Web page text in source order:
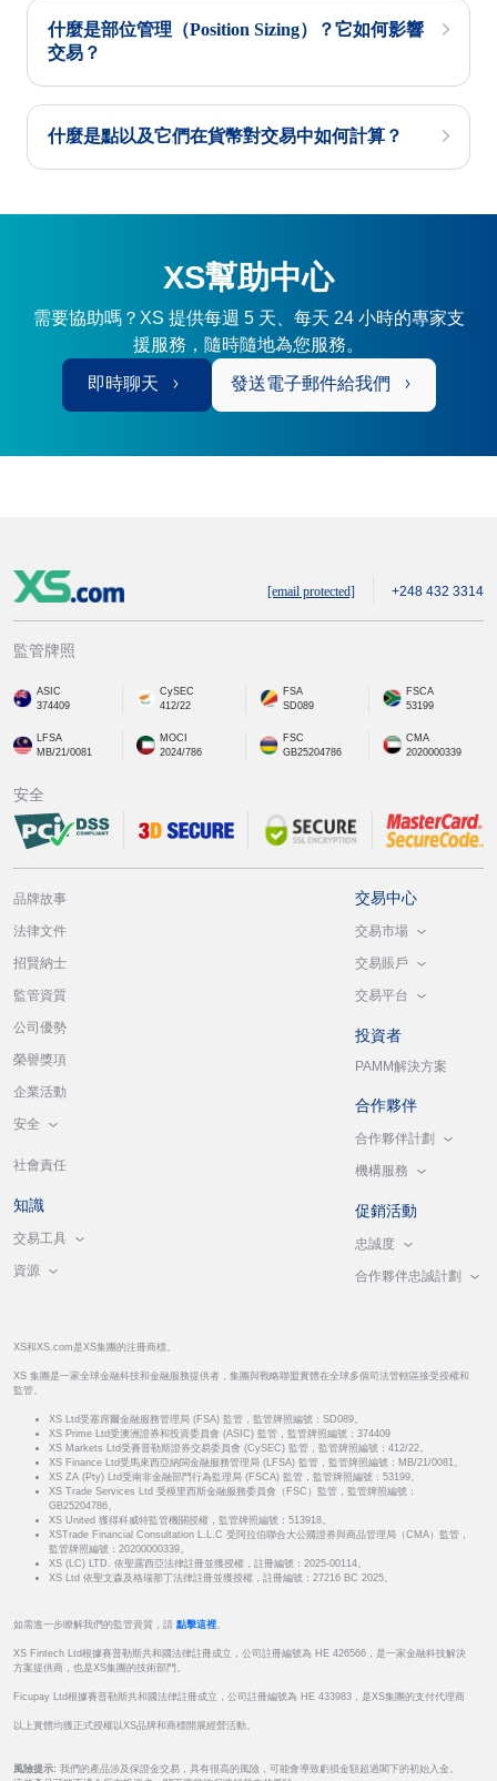
什麼是部位管理（Position Sizing）？它如何影響
交易？
什麼是點以及它們在貨幣對交易中如何計算？
XS幫助中心
需要協助嗎？XS 提供每週 5 天、每天 24 小時的專家支
援服務，隨時隨地為您服務。
即時聊天 發送電子郵件給我們
[email protected] +248 432 3314
監管牌照
ASIC
374409
CySEC
412/22
FSA
SD089
FSCA
53199
LFSA
MB/21/0081
MOCI
2024/786
FSC
GB25204786
CMA
2020000339
安全
品牌故事
法律文件
招賢納士
監管資質
公司優勢
榮譽獎項
企業活動
安全
社會責任
知識
交易工具
資源
交易中心
交易市場
交易賬戶
交易平台
投資者
PAMM解決方案
合作夥伴
合作夥伴計劃
機構服務
促銷活動
忠誠度
合作夥伴忠誠計劃
XS和XS.com是XS集團的注冊商標。
XS 集團是一家全球金融科技和金融服務提供者，集團與戰略聯盟實體在全球多個司法管轄區接受授權和
監管。
XS Ltd受塞席爾金融服務管理局 (FSA) 監管，監管牌照編號：SD089。
XS Prime Ltd受澳洲證券和投資委員會 (ASIC) 監管，監管牌照編號：374409
XS Markets Ltd受賽普勒斯證券交易委員會 (CySEC) 監管，監管牌照編號：412/22。
XS Finance Ltd受馬來西亞納閩金融服務管理局 (LFSA) 監管，監管牌照編號：MB/21/0081。
XS ZA (Pty) Ltd受南非金融部門行為監理局 (FSCA) 監管，監管牌照編號：53199。
XS Trade Services Ltd 受模里西斯金融服務委員會（FSC）監管，監管牌照編號：
GB25204786。
XS United 獲得科威特監管機關授權，監管牌照編號：513918。
XSTrade Financial Consultation L.L.C 受阿拉伯聯合大公國證券與商品管理局（CMA）監管，
監管牌照編號：20200000339。
XS (LC) LTD. 依聖露西亞法律註冊並獲授權，註冊編號：2025-00114。
XS Ltd 依聖文森及格瑞那丁法律註冊並獲授權，註冊編號：27216 BC 2025。
如需進一步瞭解我們的監管資質，請 點擊這裡。
XS Fintech Ltd根據賽普勒斯共和國法律註冊成立，公司註冊編號為 HE 426566，是一家金融科技解決
方案提供商，也是XS集團的技術部門。
Ficupay Ltd根據賽普勒斯共和國法律註冊成立，公司註冊編號為 HE 433983，是XS集團的支付代理商
以上實體均獲正式授權以XS品牌和商標開展經營活動。
風險提示: 我們的產品涉及保證金交易，具有很高的風險，可能會導致虧損金額超過閣下的初始入金。